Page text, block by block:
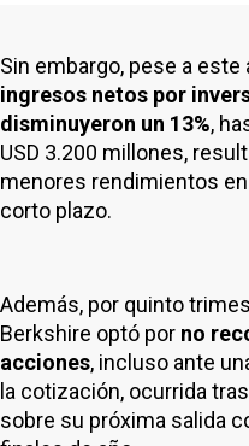
Sin embargo, pese a
ingresos netos por
disminuyeron un 13%,
USD 3.200 millones,
menores rendimientos
corto plazo.
Además, por quinto
Berkshire optó por no
acciones, incluso ante
la cotización, ocurrida
sobre su próxima salida